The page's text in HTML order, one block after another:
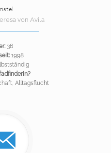
von Avila
36
1998
Alltagsflucht